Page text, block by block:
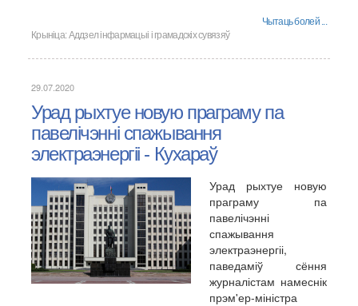
Чытаць болей ...
Крыніца:Аддзел інфармацыі і грамадскіх сувязяў
29.07.2020
Урад рыхтуе новую праграму па
павелічэннi спажывання
электраэнергіі - Кухараў
Урад рыхтуе новую
праграму па
павелічэнні
спажывання
электраэнергіі,
паведаміў сёння
журналістам намеснік
прэм'ер-міністра